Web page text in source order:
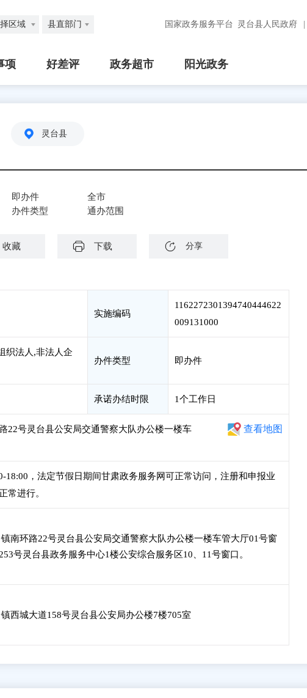
区域 县直部门 国家政务服务平台 灵台县人民政府
项 好差评 政务超市 阳光政务
灵台县
即办件
办件类型
全市
通办范围
收藏 下载 分享
实施编码
1162272301394740444622
009131000
织法人,非法人企
办件类型
即办件
承诺办结时限 1个工作日
22号灵台县公安局交通警察大队办公楼一楼车 查看地图
18:00，法定节假日期间甘肃政务服务网可正常访问，注册和申报业
常进行。
南环路22号灵台县公安局交通警察大队办公楼一楼车管大厅01号窗
号灵台县政务服务中心1楼公安综合服务区10、11号窗口。
西城大道158号灵台县公安局办公楼7楼705室